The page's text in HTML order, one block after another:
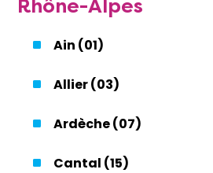
Rhône-Alpes
Ain (01)
Allier (03)
Ardèche (07)
Cantal (15)